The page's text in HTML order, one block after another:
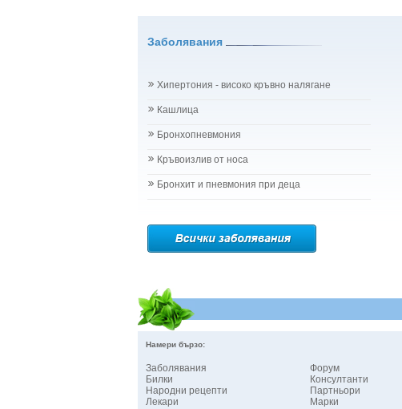
Заболявания
Хипертония - високо кръвно налягане
Кашлица
Бронхопневмония
Кръвоизлив от носа
Бронхит и пневмония при деца
Намери бързо:
Заболявания
Билки
Народни рецепти
Лекари
Форум
Консултанти
Партньори
Марки